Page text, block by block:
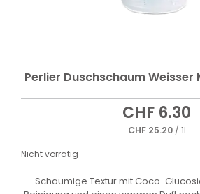
Perlier Duschschaum Weisser
CHF 6.30
CHF25.20/ 1l
Nicht vorrätig
Schaumige Textur mit Coco-